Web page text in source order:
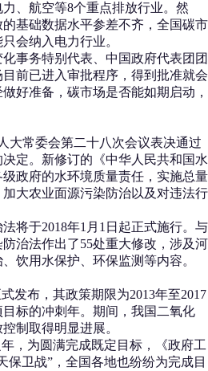
、航空等8个重点排放行业。然
基础数据水平参差不齐，全国碳市
会纳入电力行业。
事务特别代表、中国政府代表团团
前已进入审批程序，得到批准就会
好准备，碳市场是否能如期启动，
常委会第二十八次会议表决通过
定。新修订的《中华人民共和国水
政府的水环境质量责任，实施总量
大农业面源污染防治以及对违法行
于2018年1月1日起正式施行。与
治法作出了55处重大修改，涉及河
饮用水保护、环保监测等内容。
布，其政策期限为2013年至2017
标的冲刺年。期间，我国二氧化
制取得明显进展。
为圆满完成既定目标，《政府工
保卫战”，全国各地也纷纷为完成目